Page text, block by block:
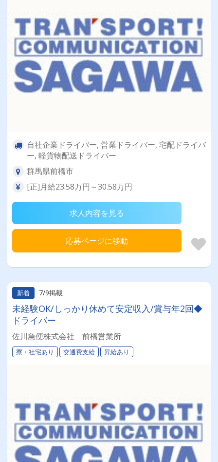
自社企業ドライバー, 営業ドライバー, 宅配ドライバ
ー, 軽貨物配送ドライバー
群馬県前橋市
[正]月給23.58万円～30.58万円
求人内容を見る
応募ページに移動
新着 7/9掲載
未経験OK/しっかり休めて安定収入/賞与年2回◆
ドライバー
佐川急便株式会社 前橋営業所
寮・社宅あり 交通費支給 昇給あり